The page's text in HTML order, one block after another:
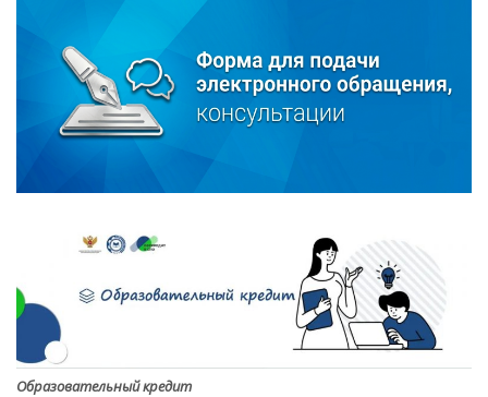
Образовательный кредит